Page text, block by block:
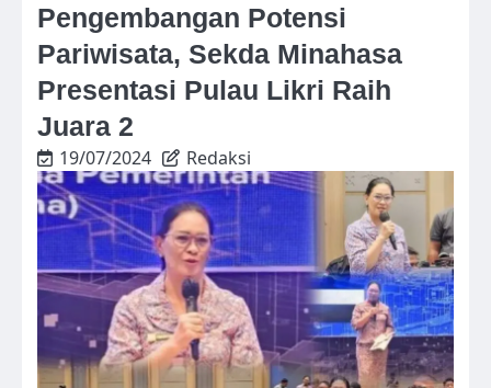
Pengembangan Potensi
Pariwisata, Sekda Minahasa
Presentasi Pulau Likri Raih
Juara 2
19/07/2024 Redaksi